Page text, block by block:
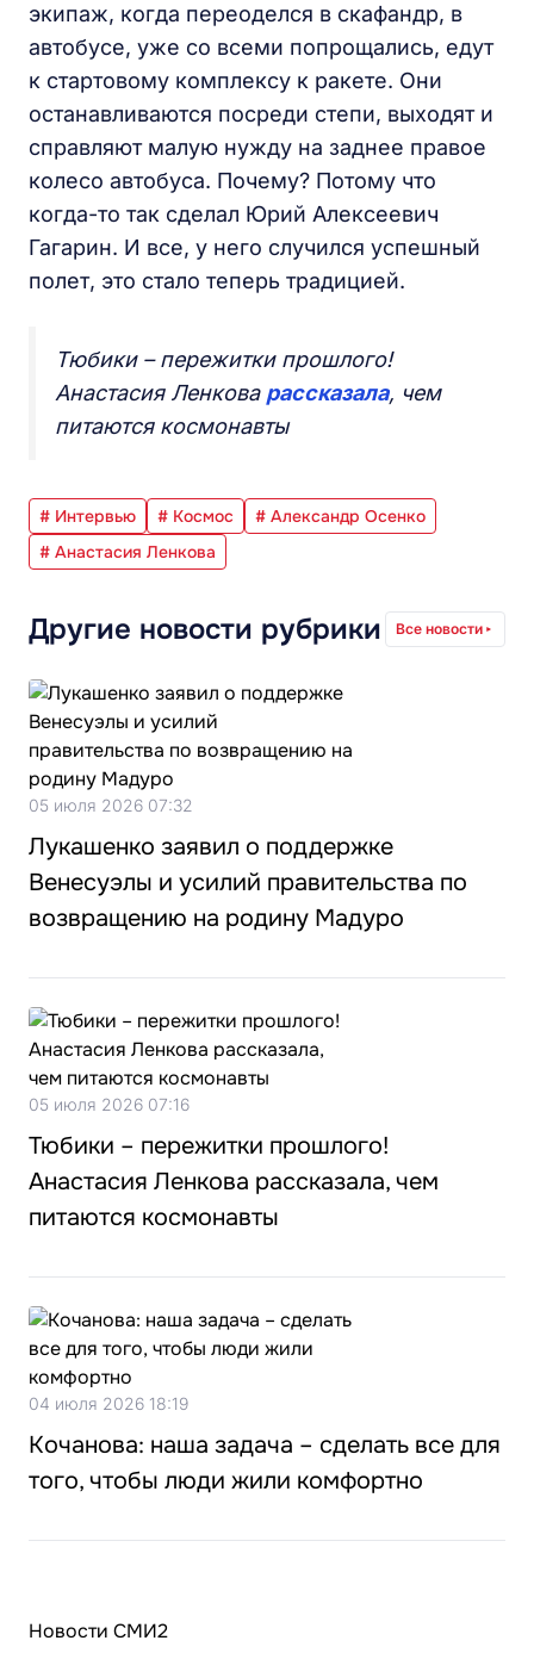
экипаж, когда переоделся в скафандр, в
автобусе, уже со всеми попрощались, едут
к стартовому комплексу к ракете. Они
останавливаются посреди степи, выходят и
справляют малую нужду на заднее правое
колесо автобуса. Почему? Потому что
когда-то так сделал Юрий Алексеевич
Гагарин. И все, у него случился успешный
полет, это стало теперь традицией.
Тюбики – пережитки прошлого!
Анастасия Ленкова рассказала, чем
питаются космонавты
# Интервью # Космос
# Александр Осенко
# Анастасия Ленкова
Другие новости рубрики Все новости
05 июля 2026 07:32
Лукашенко заявил о поддержке
Венесуэлы и усилий правительства по
возвращению на родину Мадуро
05 июля 2026 07:16
Тюбики – пережитки прошлого!
Анастасия Ленкова рассказала, чем
питаются космонавты
04 июля 2026 18:19
Кочанова: наша задача – сделать все для
того, чтобы люди жили комфортно
Новости СМИ2